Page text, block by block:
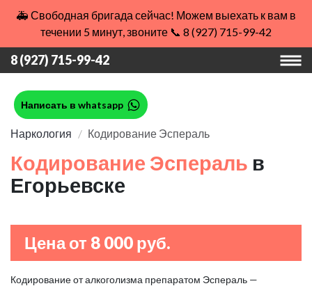
🚑 Свободная бригада сейчас! Можем выехать к вам в
течении 5 минут, звоните 📞 8 (927) 715-99-42
8 (927) 715-99-42
Написать в whatsapp
Наркология Кодирование Эспераль
Кодирование Эспераль в
Егорьевске
Цена от 8 000 руб.
Кодирование от алкоголизма препаратом Эспераль —